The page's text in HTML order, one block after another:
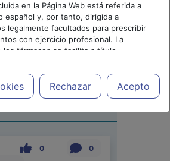
en la Página Web está referida a
español y, por tanto, dirigida a
legalmente facultados para prescribir
con ejercicio profesional. La
los fármacos se facilita a título
siendo responsabilidad de los
prescribir medicamentos y decidir, en
tratamiento más adecuado a las
Rechazar Acepto
|
6 (2) Edición |
0 0